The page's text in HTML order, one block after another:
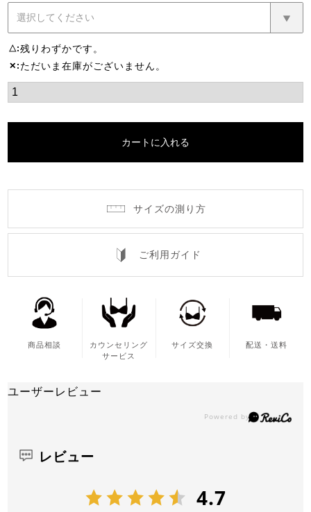
△ 残りわずかです。
✕ ただいま在庫がございません。
カートに入れる
サイズの測り方
ご利用ガイド
商品相談
カウンセリング
サービス
サイズ交換 配送・送料
ユーザーレビュー
レビュー
4.7